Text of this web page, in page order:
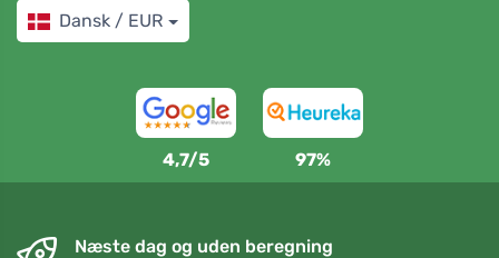
Dansk / EUR
4,7/5 97%
Næste dag og uden beregning